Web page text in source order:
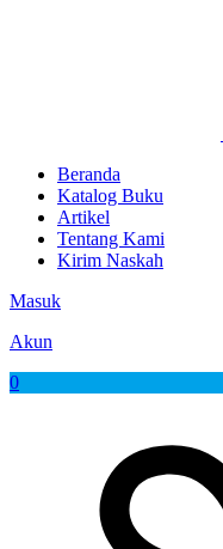
Beranda
Katalog Buku
Artikel
Tentang Kami
Kirim Naskah
Masuk
Akun
0